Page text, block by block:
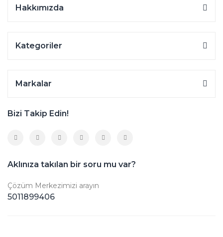
Hakkımızda
Kategoriler
Markalar
Bizi Takip Edin!
Aklınıza takılan bir soru mu var?
Çözüm Merkezimizi arayın
5011899406